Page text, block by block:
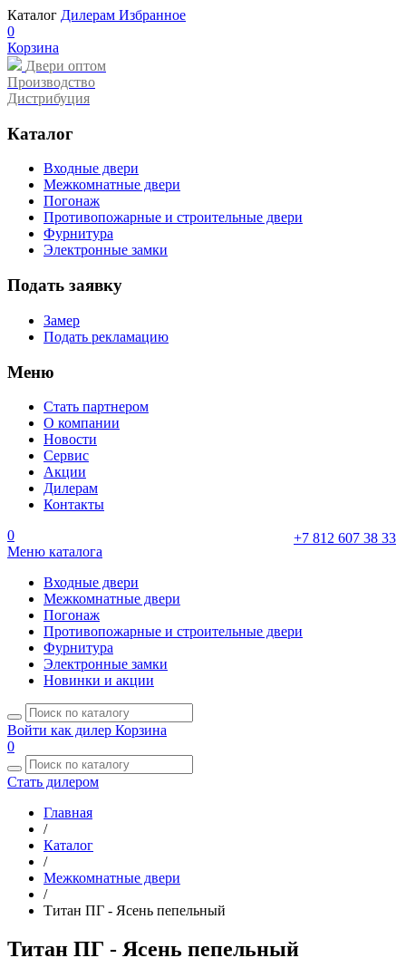
Каталог Дилерам Избранное
0
Корзина
Двери оптом
Производство
Дистрибуция
Каталог
Входные двери
Межкомнатные двери
Погонаж
Противопожарные и строительные двери
Фурнитура
Электронные замки
Подать заявку
Замер
Подать рекламацию
Меню
Стать партнером
О компании
Новости
Сервис
Акции
Дилерам
Контакты
+7 812 607 38 33
0
Меню каталога
Входные двери
Межкомнатные двери
Погонаж
Противопожарные и строительные двери
Фурнитура
Электронные замки
Новинки и акции
Войти как дилер Корзина
0
Стать дилером
Главная
/
Каталог
/
Межкомнатные двери
/
Титан ПГ - Ясень пепельный
Титан ПГ - Ясень пепельный